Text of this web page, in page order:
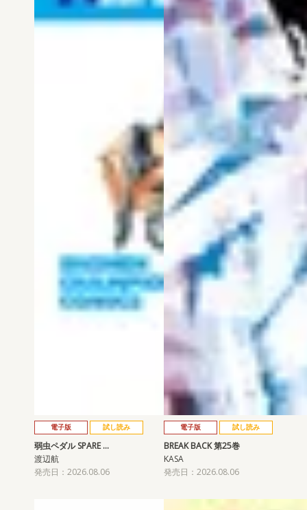
電子版 試し読み
弱虫ペダル SPARE …
渡辺航
発売日：2026.08.06
電子版 試し読み
BREAK BACK 第25巻
KASA
発売日：2026.08.06